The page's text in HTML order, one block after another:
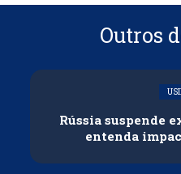
Outros
Rússia suspende
entenda